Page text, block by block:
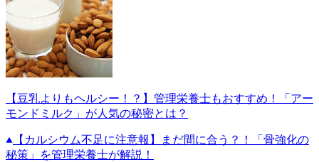
【豆乳よりもヘルシー！？】管理栄養士もおすすめ！「アー
モンドミルク」が人気の秘密とは？
【カルシウム不足に注意報】まだ間に合う？！「骨強化の
秘策」を管理栄養士が解説！